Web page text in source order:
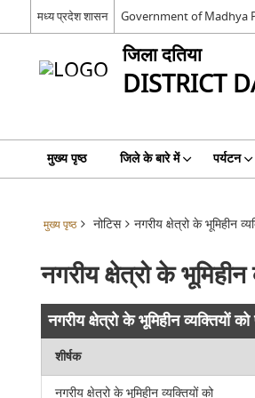
मध्य प्रदेश शासन Government of Madhya
जिला दतिया
DISTRICT
मुख्य पृष्ठ जिले के बारे में पर्यटन
मुख्य पृष्ठ नोटिस नगरीय क्षेत्रो के भूमिहीन
नगरीय क्षेत्रो के
नगरीय क्षेत्रो के भूमिहीन व्यक्तियों
शीर्षक
नगरीय क्षेत्रो के भूमिहीन व्यक्तियों को